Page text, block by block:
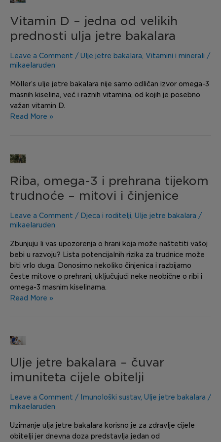
Vitamin D – jedna od velikih
prednosti ulja jetre bakalara
Leave a Comment / Ulje jetre bakalara, Vitamini i minerali /
mikaelaruden
Möller’s ulje jetre bakalara nije samo odličan izvor omega-3
masnih kiselina, već i raznih vitamina, od kojih je posebno
važan vitamin D.
–
od
velikih
prednosti
jetre
bakalara
Read More »
Riba, omega-3 i prehrana tijekom
trudnoće – mitovi i činjenice
Leave a Comment / Djeca i roditelji, Ulje jetre bakalara /
mikaelaruden
Zbunjuju li vas upozorenja o hrani koja može naštetiti vašoj
bebi u razvoju? Lista potencijalnih rizika za trudnice može
biti vrlo duga. Donosimo nekoliko činjenica i razbijamo
česte mitove o prehrani, uključujući neke neobične o ribi i
omega-3 masnim kiselinama.
Riba,
3
prehrana
tijekom
trudnoće
mitovi
i
činjenice
Read More »
Ulje jetre bakalara – čuvar
imuniteta cijele obitelji
Leave a Comment / Imunološki sustav, Ulje jetre bakalara /
mikaelaruden
Uzimanje ulja jetre bakalara korisno je za zdravlje cijele
obitelji jer dnevna doza predstavlja jedan od
Ulje
bakalara
–
čuvar
imuniteta
cijele